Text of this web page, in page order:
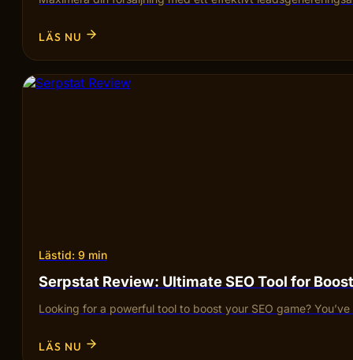
LÄS NU
Lästid: 9 min
Serpstat Review: Ultimate SEO Tool for
Looking for a powerful tool to boost your SEO game?
LÄS NU